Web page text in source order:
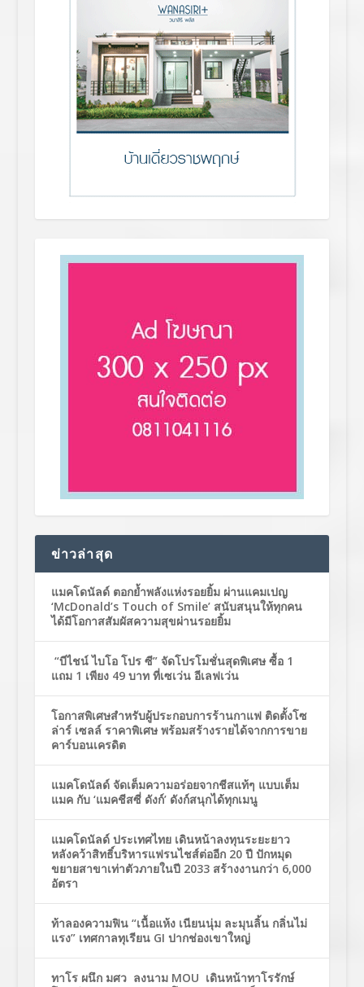
ข่าวล่าสุด
แมคโดนัลด์ ตอกย้ำพลังแห่งรอยยิ้ม ผ่านแคมเปญ
‘McDonald’s Touch of Smile’ สนับสนุนให้ทุกคน
ได้มีโอกาสสัมผัสความสุขผ่านรอยยิ้ม
“บีไชน์ ไบโอ โปร ซี” จัดโปรโมชั่นสุดพิเศษ ซื้อ 1
แถม 1 เพียง 49 บาท ที่เซเว่น อีเลฟเว่น
โอกาสพิเศษสำหรับผู้ประกอบการร้านกาแฟ ติดตั้งโซ
ล่าร์ เซลล์ ราคาพิเศษ พร้อมสร้างรายได้จากการขาย
คาร์บอนเครดิต
แมคโดนัลด์ จัดเต็มความอร่อยจากชีสแท้ๆ แบบเต็ม
แมค กับ ‘แมคชีสซี่ ดังก์’ ดังก์สนุกได้ทุกเมนู
แมคโดนัลด์ ประเทศไทย เดินหน้าลงทุนระยะยาว
หลังคว้าสิทธิ์บริหารแฟรนไชส์ต่ออีก 20 ปี ปักหมุด
ขยายสาขาเท่าตัวภายในปี 2033 สร้างงานกว่า 6,000
อัตรา
ท้าลองความฟิน “เนื้อแห้ง เนียนนุ่ม ละมุนลิ้น กลิ่นไม่
แรง” เทศกาลทุเรียน GI ปากช่องเขาใหญ่
ทาโร ผนึก มศว ลงนาม MOU เดินหน้าทาโรรักษ์